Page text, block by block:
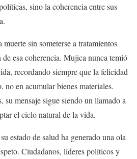
sino la coherencia entre sus
sin someterse a tratamientos
de esa coherencia. Mujica nunca temió
recordando siempre que la felicidad
no en acumular bienes materiales.
su mensaje sigue siendo un llamado a
el ciclo natural de la vida.
estado de salud ha generado una ola
Ciudadanos, líderes políticos y